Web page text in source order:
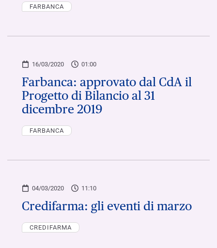
FARBANCA
16/03/2020 01:00
Farbanca: approvato dal CdA il
Progetto di Bilancio al 31
dicembre 2019
FARBANCA
04/03/2020 11:10
Credifarma: gli eventi di marzo
CREDIFARMA